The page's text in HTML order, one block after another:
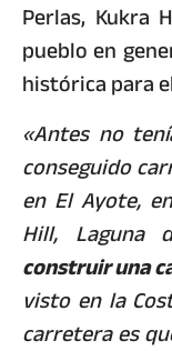
Perlas, Kukra
pueblo en
histórica para
«Antes no
conseguido
en El Ayote,
Hill, Laguna
construir una
visto en la
carretera es